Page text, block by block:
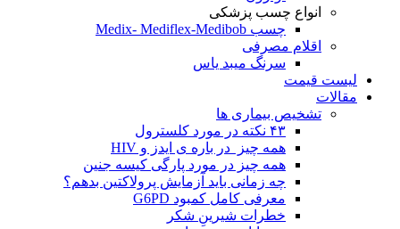
انواع چسب پزشکی
چسب Medix- Mediflex-Medibob
اقلام مصرفی
سرنگ میبد یاس
لیست قیمت
مقالات
تشخیص بیماری ها
۴۳ نکته در مورد کلسترول
همه چیز در باره ی ایدز و HIV
همه چیز در مورد پارگی کیسه جنین
چه زمانی باید آزمایش پرولاکتین بدهم؟
معرفی کامل کمبود G6PD
خطرات شیرینِ شکر